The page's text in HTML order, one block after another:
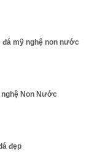
đá mỹ nghệ non nước
nghệ Non Nước
đẹp